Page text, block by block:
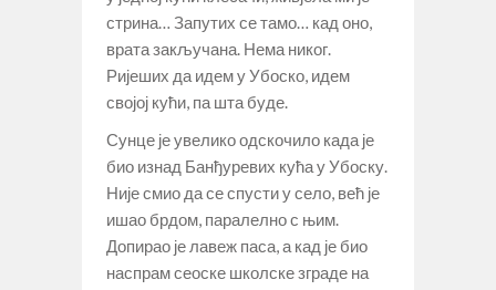
стрина… Запутих се тамо… кад оно,
врата закључана. Нема никог.
Ријеших да идем у Убоско, идем
својој кући, па шта буде.
Сунце је увелико одскочило када је
био изнад Банђуревих кућа у Убоску.
Није смио да се спусти у село, већ је
ишао брдом, паралелно с њим.
Допирао је лавеж паса, а кад је био
наспрам сеоске школске зграде на